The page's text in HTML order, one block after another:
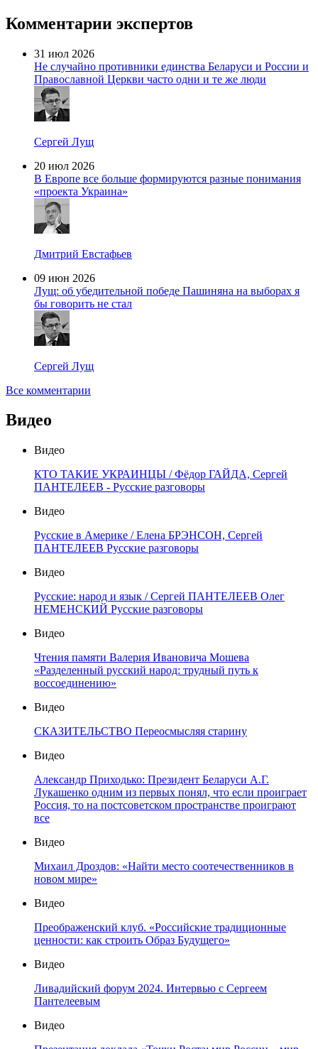
Комментарии экспертов
31 июл 2026
Не случайно противники единства Беларуси и России и
Православной Церкви часто одни и те же люди
Сергей Лущ
20 июл 2026
В Европе все больше формируются разные понимания
«проекта Украина»
Дмитрий Евстафьев
09 июн 2026
Лущ: об убедительной победе Пашиняна на выборах я
бы говорить не стал
Сергей Лущ
Все комментарии
Видео
Видео
КТО ТАКИЕ УКРАИНЦЫ / Фёдор ГАЙДА, Сергей
ПАНТЕЛЕЕВ - Русские разговоры
Видео
Русские в Америке / Елена БРЭНСОН, Сергей
ПАНТЕЛЕЕВ Русские разговоры
Видео
Русские: народ и язык / Сергей ПАНТЕЛЕЕВ Олег
НЕМЕНСКИЙ Русские разговоры
Видео
Чтения памяти Валерия Ивановича Мошева
«Разделенный русский народ: трудный путь к
воссоединению»
Видео
СКАЗИТЕЛЬСТВО Переосмысляя старину
Видео
Александр Приходько: Президент Беларуси А.Г.
Лукашенко одним из первых понял, что если проиграет
Россия, то на постсоветском пространстве проиграют
все
Видео
Михаил Дроздов: «Найти место соотечественников в
новом мире»
Видео
Преображенский клуб. «Российские традиционные
ценности: как строить Образ Будущего»
Видео
Ливадийский форум 2024. Интервью с Сергеем
Пантелеевым
Видео